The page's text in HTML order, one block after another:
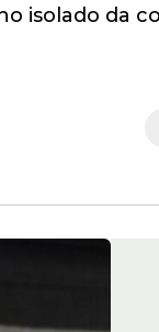
isolado da